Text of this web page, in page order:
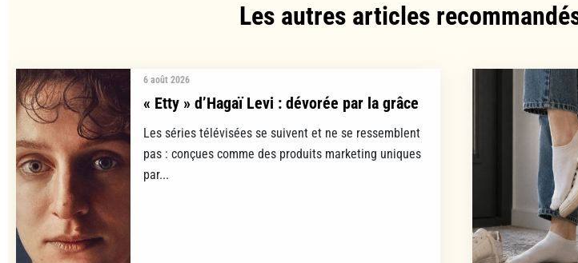
Les autres articles
6 août 2026
« Etty » d’Hagaï Levi : dévorée par la grâce
Les séries télévisées se suivent et ne se ressemblent
pas : conçues comme des produits marketing uniques
par...